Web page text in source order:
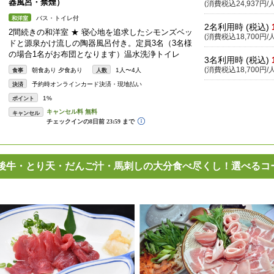
器風呂・禁煙）
和洋室 バス・トイレ付
2間続きの和洋室 ★ 寝心地を追求したシモンズベッ
ドと源泉かけ流しの陶器風呂付き。定員3名（3名様
の場合1名がお布団となります）温水洗浄トイレ
食事 朝食あり 夕食あり 人数 1人〜4人
決済 予約時オンラインカード決済・現地払い
ポイント 1%
キャンセル
(消費税込24,937円/
2名利用時 (税込)
(消費税込18,700円/
3名利用時 (税込)
(消費税込18,700円/
牛・とり天・だんご汁・馬刺しの大分食べ尽くし！選べるコ